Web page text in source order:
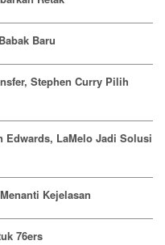
Baru
Stephen Curry Pilih
Edwards, LaMelo Jadi Solusi
Kejelasan
76ers